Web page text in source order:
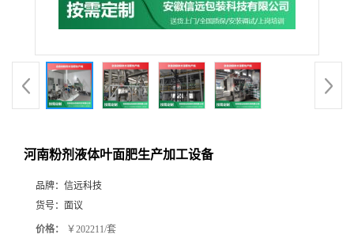
河南粉剂液体叶面肥生产加工设备
品牌： 信远科技
货号： 面议
价格： ￥202211/套